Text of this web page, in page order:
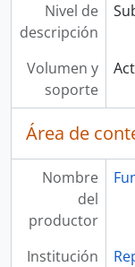
Nivel de
descripción
Volumen y
soporte
Área de
Nombre
del
productor
Institución